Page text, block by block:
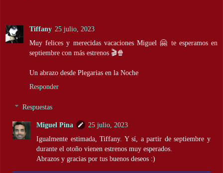
Tiffany 25 julio, 2023
Muy felices y merecidas vacaciones Miguel 🤗 te esperamos en
septiembre con más estrenos 🎬🍿
Un abrazo desde Plegarias en la Noche
Responder
Respuestas
Miguel Pina
25 julio, 2023
Igualmente estimada, Tiffany. Y sí, a partir de septiembre y
durante el otoño vienen estrenos muy esperados.
Abrazos y gracias por tus buenos deseos :)